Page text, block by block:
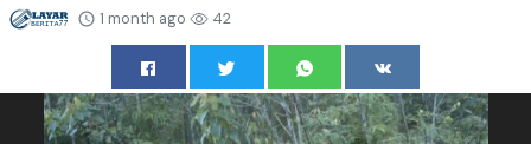
1 month ago 42